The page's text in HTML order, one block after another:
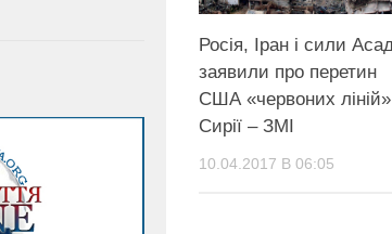
Росія, Іран і сили
заявили про перетин
США «червоних
Сирії – ЗМІ
10.04.2017 В 06:05